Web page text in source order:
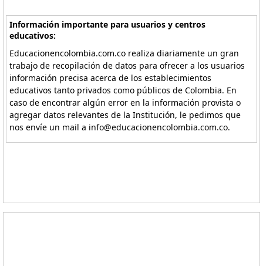
Información importante para usuarios y centros
educativos:
Educacionencolombia.com.co realiza diariamente un gran
trabajo de recopilación de datos para ofrecer a los usuarios
información precisa acerca de los establecimientos
educativos tanto privados como públicos de Colombia. En
caso de encontrar algún error en la información provista o
agregar datos relevantes de la Institución, le pedimos que
nos envíe un mail a info@educacionencolombia.com.co.